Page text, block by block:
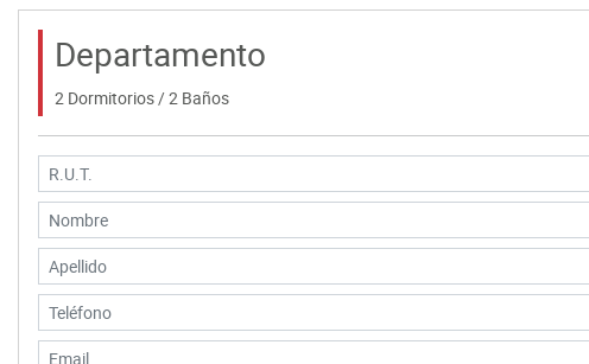
Departamento
2 Dormitorios / 2 Baños